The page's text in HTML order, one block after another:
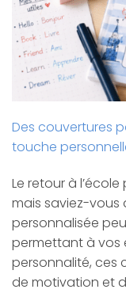
Des couvertures
touche
Le retour à
mais saviez-vous
personnalisée
permettant à vos
personnalité, ces
de motivation et